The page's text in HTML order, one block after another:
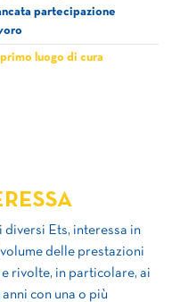
partecipazione
luogo di cura
diversi Ets, interessa in
delle prestazioni
rivolte, in particolare, ai
con una o più